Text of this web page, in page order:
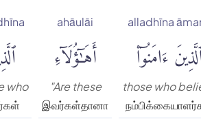
alladhīna
ءَامَنُوٓا۟
those who
ahāulāi
أَهَٰٓؤُلَآءِ
"Are these
இவர்கள்தானா
who